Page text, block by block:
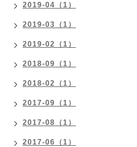
2019-04（1）
2019-03（1）
2019-02（1）
2018-09（1）
2018-02（1）
2017-09（1）
2017-08（1）
2017-06（1）